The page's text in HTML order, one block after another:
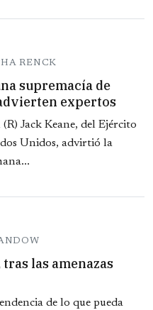
RENCK
supremacía de
expertos
Jack Keane, del Ejército
Unidos, advirtió la
las amenazas
de lo que pueda